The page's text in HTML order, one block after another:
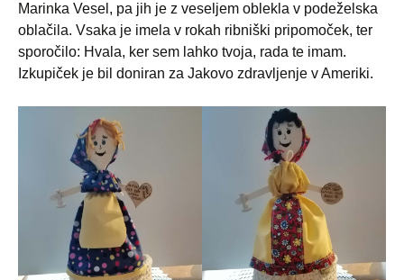
Marinka Vesel, pa jih je z veseljem oblekla v podeželska
oblačila. Vsaka je imela v rokah ribniški pripomoček, ter
sporočilo: Hvala, ker sem lahko tvoja, rada te imam.
Izkupiček je bil doniran za Jakovo zdravljenje v Ameriki.